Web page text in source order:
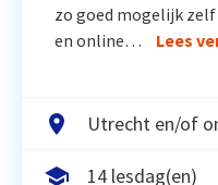
zo goed mogelijk
en online…
Lees
Utrecht en/of
14 lesdag(en)